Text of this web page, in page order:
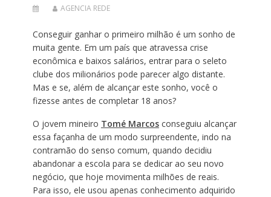
AGENCIA REDE
Conseguir ganhar o primeiro milhão é um sonho de
muita gente. Em um país que atravessa crise
econômica e baixos salários, entrar para o seleto
clube dos milionários pode parecer algo distante.
Mas e se, além de alcançar este sonho, você o
fizesse antes de completar 18 anos?
O jovem mineiro Tomé Marcosconseguiu alcançar
essa façanha de um modo surpreendente, indo na
contramão do senso comum, quando decidiu
abandonar a escola para se dedicar ao seu novo
negócio, que hoje movimenta milhões de reais.
Para isso, ele usou apenas conhecimento adquirido